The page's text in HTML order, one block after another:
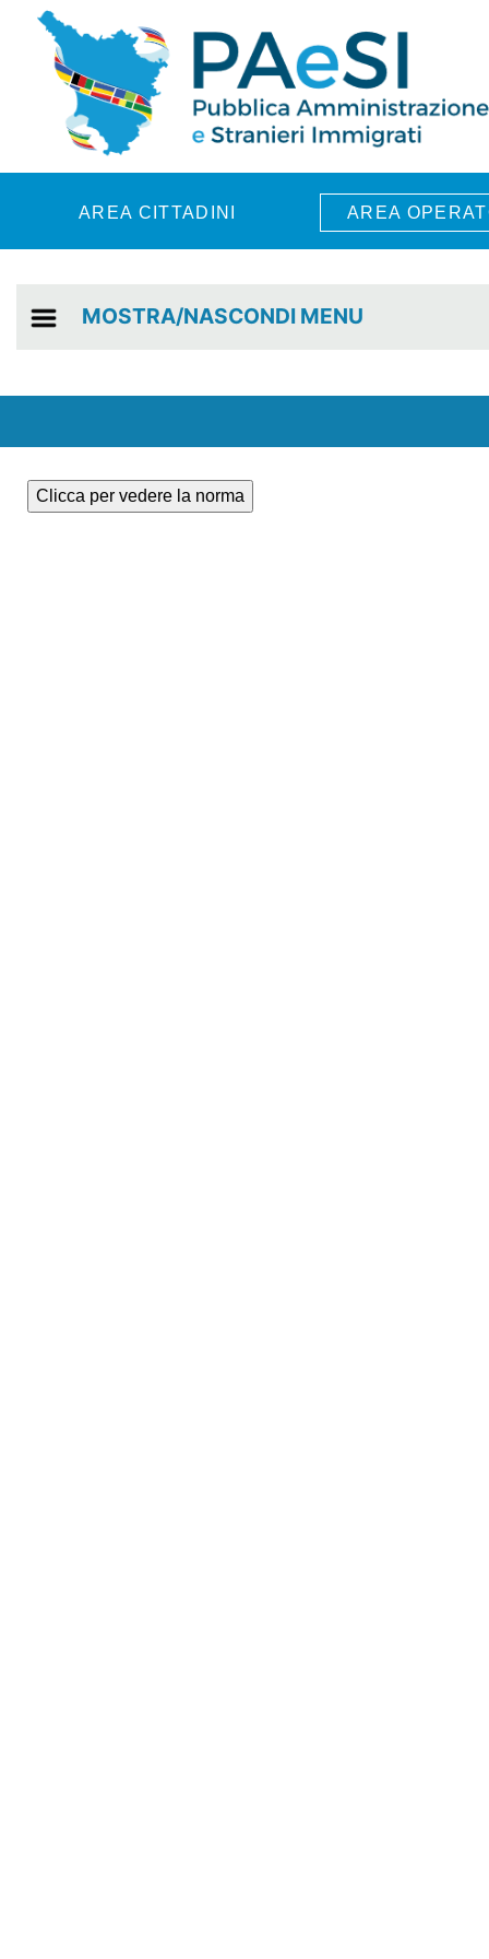
Skip to main content
AREA CITTADINI AREA
MOSTRA/NASCONDI MENU
Clicca per vedere la norma